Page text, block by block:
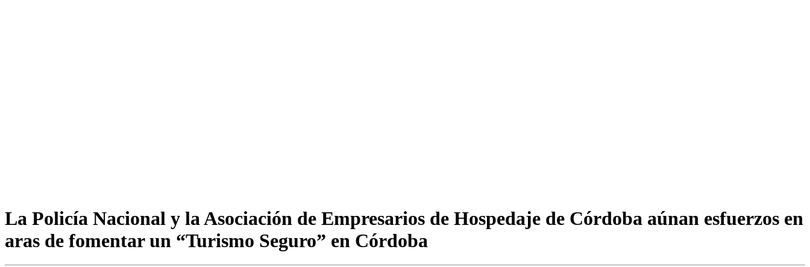
La Policía Nacional y la Asociación de Empresarios de Hospedaje de Córdoba aúnan esfuerzos en
aras de fomentar un “Turismo Seguro” en Córdoba